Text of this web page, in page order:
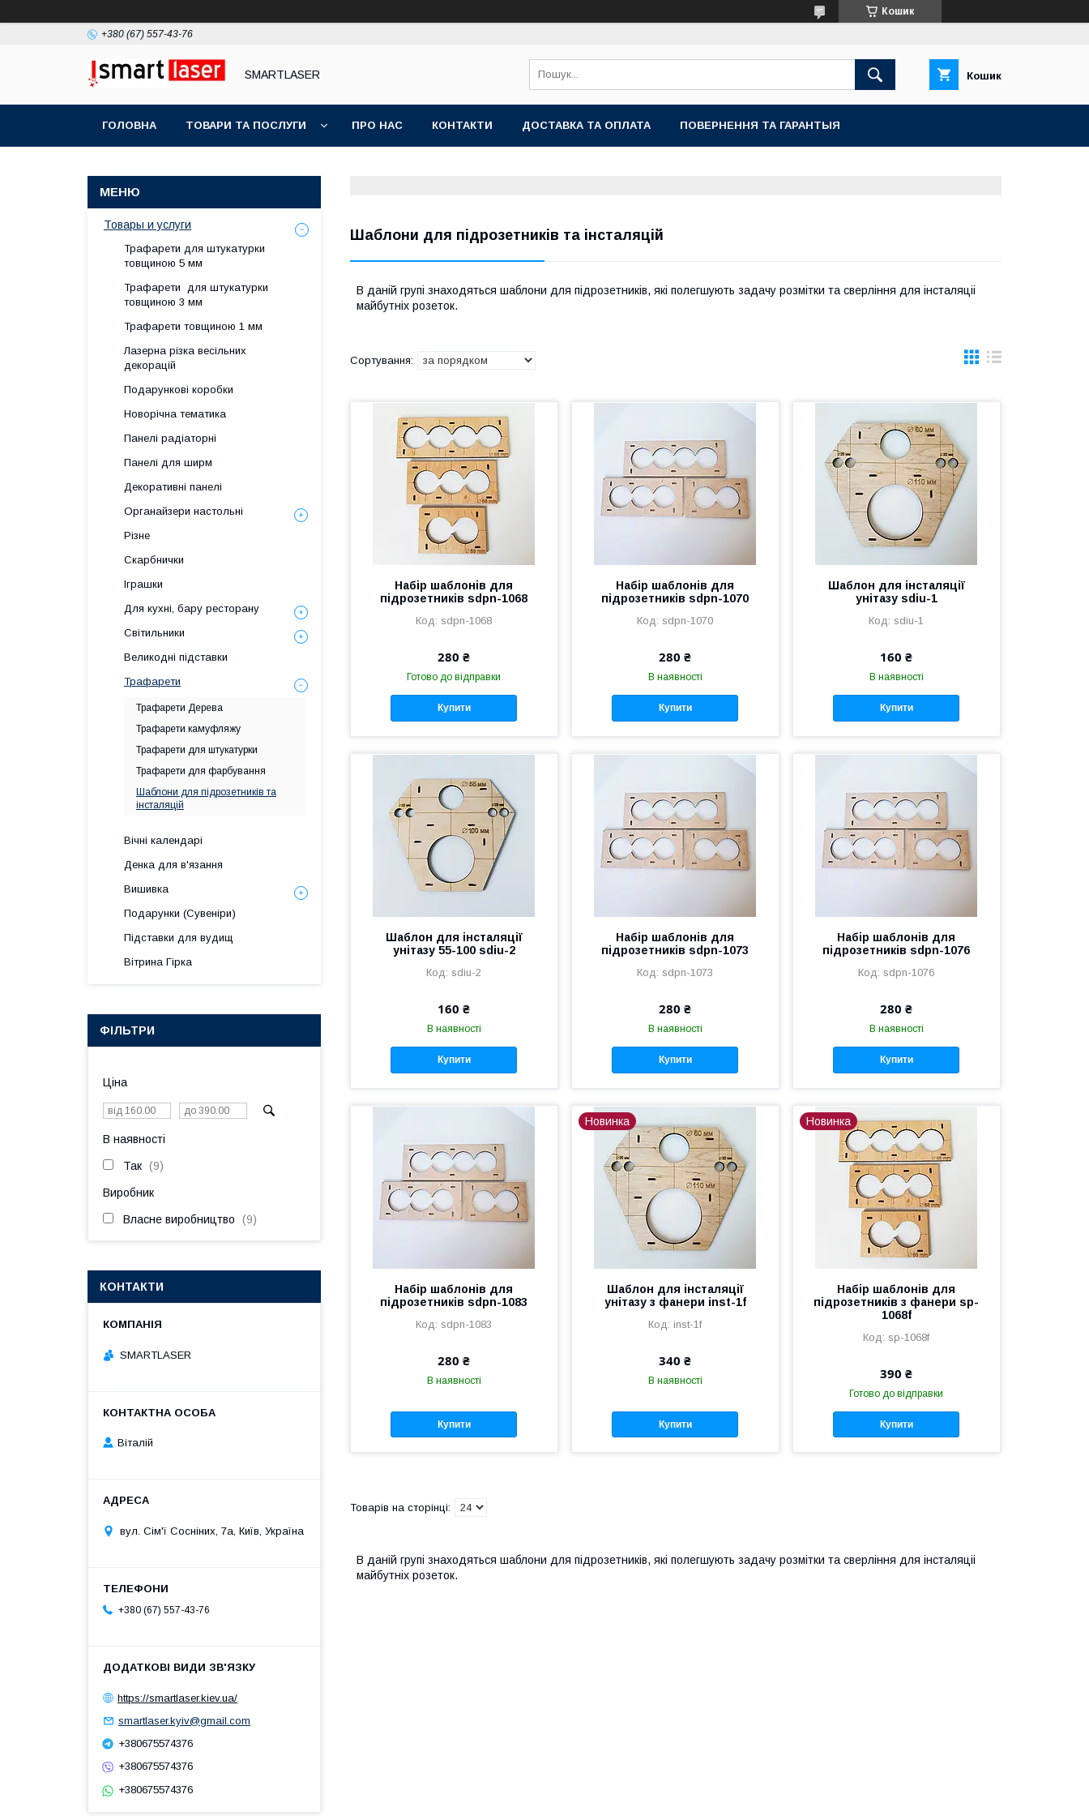
Кошик
+380 (67) 557-43-76
SMARTLASER Кошик
ГОЛОВНА ТОВАРИ ТА ПОСЛУГИ ПРО НАС КОНТАКТИ ДОСТАВКА ТА ОПЛАТА ПОВЕРНЕННЯ ТА ГАРАНТЫЯ
Шаблони для підрозетників та інсталяцій
В даній групі знаходяться шаблони для підрозетників, які полегшують задачу розмітки та сверління для інсталяціі
майбутніх розеток.
Набір шаблонів для
підрозетників sdpn-1068
sdpn-1068
280 ₴
Готово до відправки
Купити
Набір шаблонів для
підрозетників sdpn-1070
sdpn-1070
280 ₴
В наявності
Купити
Шаблон для інсталяції
унітазу sdiu-1
sdiu-1
160 ₴
В наявності
Купити
Шаблон для інсталяції
унітазу 55-100 sdiu-2
sdiu-2
160 ₴
В наявності
Купити
Набір шаблонів для
підрозетників sdpn-1073
sdpn-1073
280 ₴
В наявності
Купити
Набір шаблонів для
підрозетників sdpn-1076
sdpn-1076
280 ₴
В наявності
Купити
Набір шаблонів для
підрозетників sdpn-1083
sdpn-1083
280 ₴
В наявності
Купити
Новинка
Шаблон для інсталяції
унітазу з фанери inst-1f
inst-1f
340 ₴
В наявності
Купити
Новинка
Набір шаблонів для
підрозетників з фанери sp-
1068f
sp-1068f
390 ₴
Готово до відправки
Купити
В даній групі знаходяться шаблони для підрозетників, які полегшують задачу розмітки та сверління для інсталяціі
майбутніх розеток.
Товары и услуги
Трафарети для штукатурки
товщиною 5 мм
Трафарети для штукатурки
товщиною 3 мм
Трафарети товщиною 1 мм
Лазерна різка весільних
декорацій
Подарункові коробки
Новорічна тематика
Панелі радіаторні
Панелі для ширм
Декоративні панелі
Органайзери настольні
Різне
Скарбнички
Іграшки
Для кухні, бару ресторану
Світильники
Великодні підставки
Трафарети
Трафарети Дерева
Трафарети камуфляжу
Трафарети для штукатурки
Трафарети для фарбування
Шаблони для підрозетників та
інсталяцій
Вічні календарі
Денка для в'язання
Вишивка
Подарунки (Сувеніри)
Підставки для вудищ
Вітрина Гірка
ФІЛЬТРИ
Ціна
В наявності
Так 9
Виробник
Власне виробництво 9
КОНТАКТИ
SMARTLASER
Віталій
вул. Сім'ї Сосніних, 7а, Київ, Україна
+380 (67) 557-43-76
https://smartlaser.kiev.ua/
smartlaser.kyiv@gmail.com
+380675574376
+380675574376
+380675574376